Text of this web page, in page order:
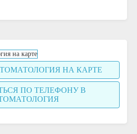
НА КАРТЕ
ПО ТЕЛЕФОНУ В